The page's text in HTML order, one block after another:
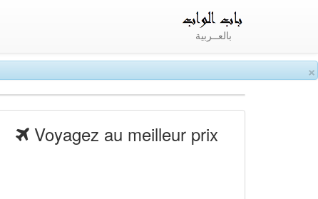
×
بالعــربية
Voyagez au meilleur prix